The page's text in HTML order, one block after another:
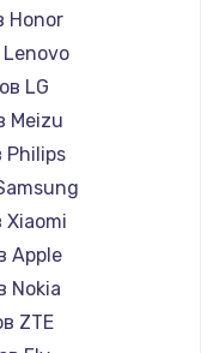
конфорки
Honor
LG
Meizu
Philips
Apple
Nokia
ZTE